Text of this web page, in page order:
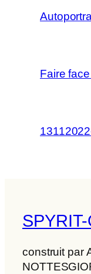
Faire
construit par